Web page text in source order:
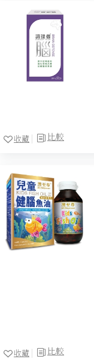
比較
收藏
比較
收藏